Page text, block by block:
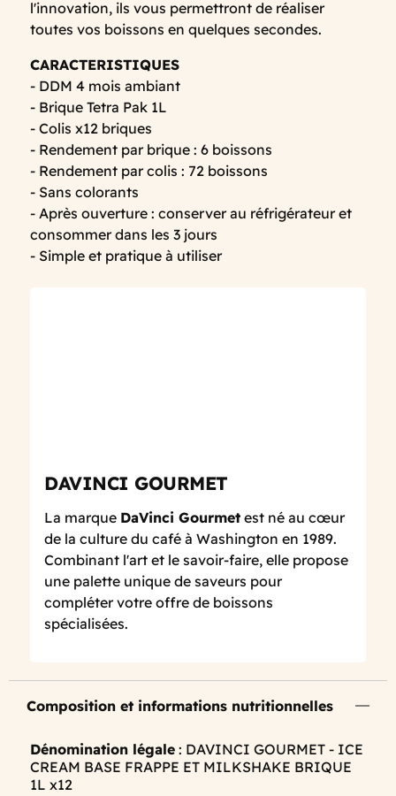
l'innovation, ils vous permettront de réaliser
toutes vos boissons en quelques secondes.
CARACTERISTIQUES
- DDM 4 mois ambiant
- Brique Tetra Pak 1L
- Colis x12 briques
- Rendement par brique : 6 boissons
- Rendement par colis : 72 boissons
- Sans colorants
- Après ouverture : conserver au réfrigérateur et
consommer dans les 3 jours
- Simple et pratique à utiliser
DAVINCI GOURMET
La marque DaVinci Gourmet est né au cœur
de la culture du café à Washington en 1989.
Combinant l'art et le savoir-faire, elle propose
une palette unique de saveurs pour
compléter votre offre de boissons
spécialisées.
Composition et informations nutritionnelles
Dénomination légale : DAVINCI GOURMET - ICE
CREAM BASE FRAPPE ET MILKSHAKE BRIQUE
1L x12